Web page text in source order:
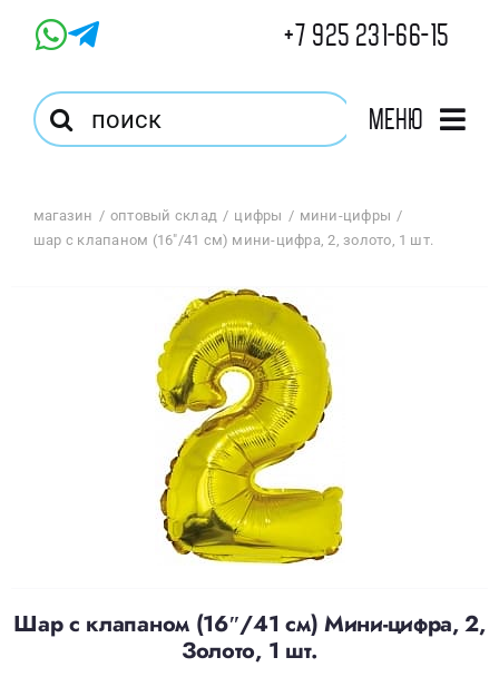
+7 925 231-66-15
Результат
поиска:
Меню
Магазин
Оптовый Магазин
О нас
магазин оптовый склад цифры
мини-цифры
шар с клапаном (16″/41 см) мини-цифра, 2, золото, 1 шт.
Шар с клапаном (16″/41 см) Мини-цифра, 2,
Золото, 1 шт.